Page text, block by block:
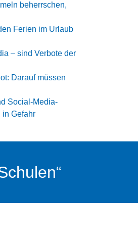
beherrschen,
Ferien im Urlaub
– sind Verbote der
Darauf müssen
Social-Media-
in Gefahr